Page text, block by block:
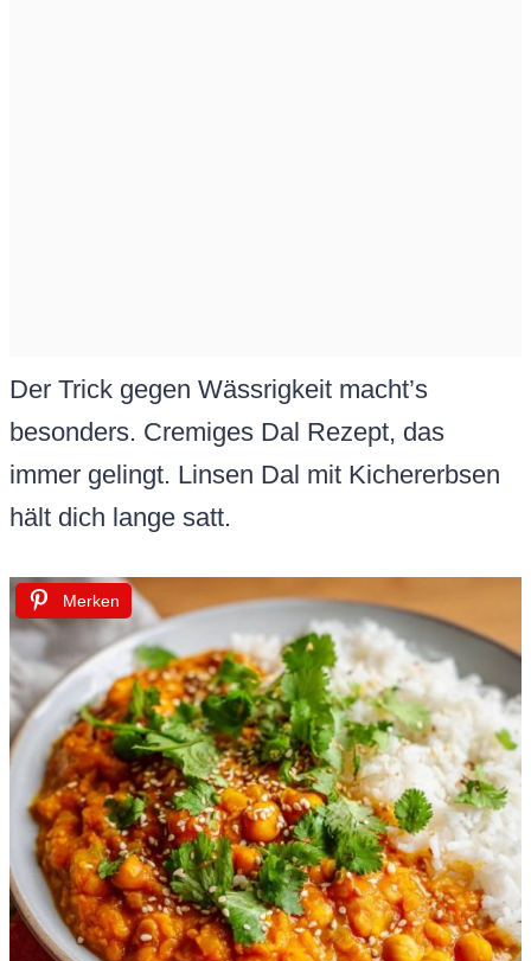
Der Trick gegen Wässrigkeit macht’s
besonders. Cremiges Dal Rezept, das
immer gelingt. Linsen Dal mit Kichererbsen
hält dich lange satt.
Merken